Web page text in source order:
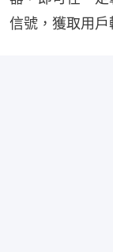
信號，獲取用戶